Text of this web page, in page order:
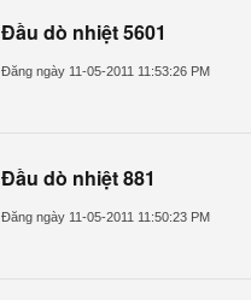
Đầu dò nhiệt 5601
Đăng ngày 11-05-2011 11:53:26 PM
Đầu dò nhiệt 881
Đăng ngày 11-05-2011 11:50:23 PM